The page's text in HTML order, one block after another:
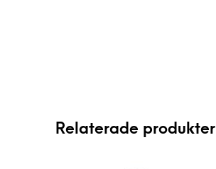
Relaterade produkter